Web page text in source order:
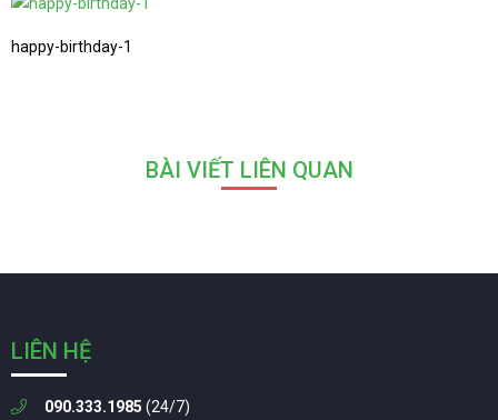
happy-birthday-1
BÀI VIẾT LIÊN QUAN
LIÊN HỆ
090.333.1985 (24/7)